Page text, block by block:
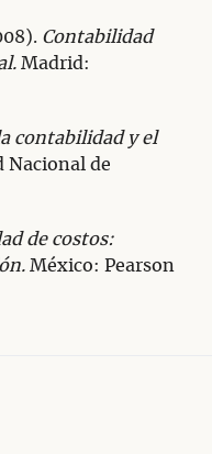
Contabilidad
Madrid:
contabilidad y el
Nacional de
de costos:
México: Pearson